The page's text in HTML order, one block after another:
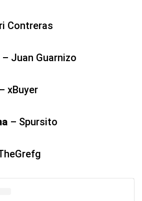
Contreras
– Juan Guarnizo
– xBuyer
– Spursito